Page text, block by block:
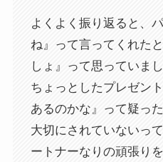
よくよく振り返ると、
ね』って言ってくれた
しょ』って思っていまし
ちょっとしたプレゼン
あるのかな』って疑った
大切にされていないっ
ートナーなりの頑張り